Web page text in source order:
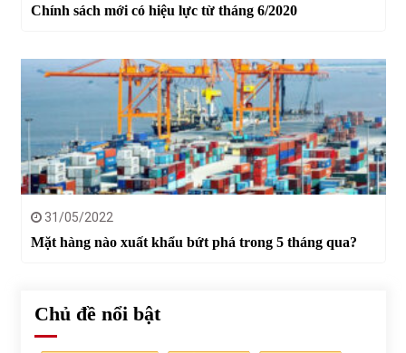
Chính sách mới có hiệu lực từ tháng 6/2020
31/05/2022
Mặt hàng nào xuất khẩu bứt phá trong 5 tháng qua?
Chủ đề nổi bật